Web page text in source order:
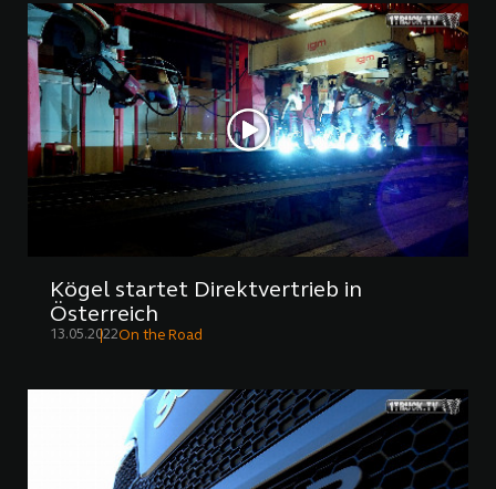
Kögel startet Direktvertrieb in
Österreich
13.05.2022On the Road